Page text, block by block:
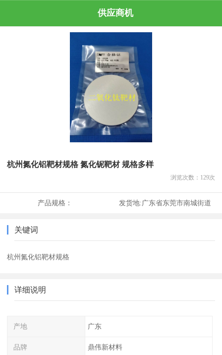
供应商机
杭州氮化铝靶材规格 氮化铌靶材 规格多样
浏览次数： 129次
产品规格： 发货地:广东省东莞市南城街道
关键词
杭州氮化铝靶材规格
详细说明
产地 广东
品牌 鼎伟新材料